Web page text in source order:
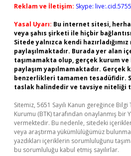
Reklam ve İletişim: Skype:
Yasal Uyarı: Bu internet sitesi,
veya şahıs şirketi ile hiçbir
Sitede yalnızca kendi
paylaşılmaktadır. Burada yer alan
taşımamakta olup, gerçek kurum
paylaşım yapılmamaktadır.
benzerlikleri tamamen tesadüfidir.
taslak halindedir ve tavsiye niteliği
Sitemiz, 5651 Sayılı Kanun gereğince
Kurumu (BTK) tarafından onaylanmış bir
vermektedir. Bu nedenle, sitedeki
veya araştırma yükümlülüğümüz
yazdıkları içeriklerin sorumluluğunu
bu sorumluluğu kabul etmiş sayılırlar.